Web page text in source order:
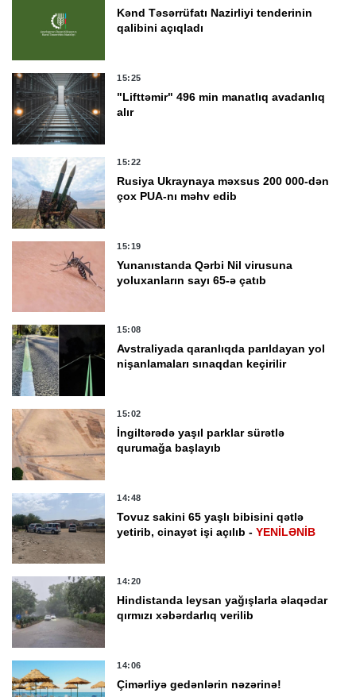
Kənd Təsərrüfatı Nazirliyi tenderinin
qalibini açıqladı
15:25
"Lifttəmir" 496 min manatlıq avadanlıq
alır
15:22
Rusiya Ukraynaya məxsus 200 000-dən
çox PUA-nı məhv edib
15:19
Yunanıstanda Qərbi Nil virusuna
yoluxanların sayı 65-ə çatıb
15:08
Avstraliyada qaranlıqda parıldayan yol
nişanlamaları sınaqdan keçirilir
15:02
İngiltərədə yaşıl parklar sürətlə
qurumağa başlayıb
14:48
Tovuz sakini 65 yaşlı bibisini qətlə
yetirib, cinayət işi açılıb -YENİLƏNİB
14:20
Hindistanda leysan yağışlarla əlaqədar
qırmızı xəbərdarlıq verilib
14:06
Çimərliyə gedənlərin nəzərinə!